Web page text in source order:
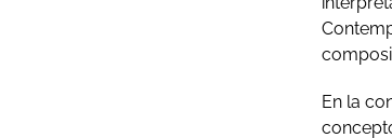
En la